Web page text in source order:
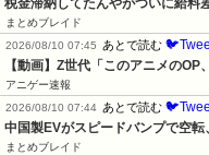
税金滞納してたんやがついに給料
まとめブレイド
2026/08/10 07:45
あとで読む
【動画】Z世代「このアニメの
アニゲー速報
2026/08/10 07:44 あとで読む
中国製EVがスピードバンプで空
まとめブレイド